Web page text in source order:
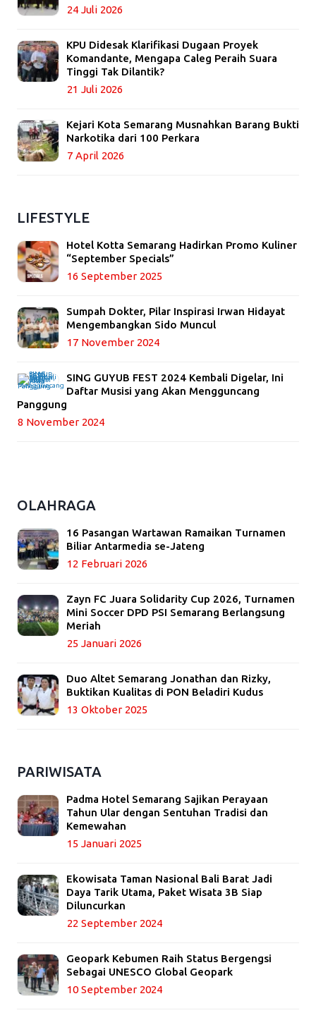
24 Juli 2026
KPU Didesak Klarifikasi Dugaan Proyek
Komandante, Mengapa Caleg Peraih Suara
Tinggi Tak Dilantik?
21 Juli 2026
Kejari Kota Semarang Musnahkan Barang Bukti
Narkotika dari 100 Perkara
7 April 2026
LIFESTYLE
Hotel Kotta Semarang Hadirkan Promo Kuliner
“September Specials”
16 September 2025
Sumpah Dokter, Pilar Inspirasi Irwan Hidayat
Mengembangkan Sido Muncul
17 November 2024
SING GUYUB FEST 2024 Kembali Digelar, Ini
Daftar Musisi yang Akan Mengguncang
Panggung
8 November 2024
OLAHRAGA
16 Pasangan Wartawan Ramaikan Turnamen
Biliar Antarmedia se-Jateng
12 Februari 2026
Zayn FC Juara Solidarity Cup 2026, Turnamen
Mini Soccer DPD PSI Semarang Berlangsung
Meriah
25 Januari 2026
Duo Altet Semarang Jonathan dan Rizky,
Buktikan Kualitas di PON Beladiri Kudus
13 Oktober 2025
PARIWISATA
Padma Hotel Semarang Sajikan Perayaan
Tahun Ular dengan Sentuhan Tradisi dan
Kemewahan
15 Januari 2025
Ekowisata Taman Nasional Bali Barat Jadi
Daya Tarik Utama, Paket Wisata 3B Siap
Diluncurkan
22 September 2024
Geopark Kebumen Raih Status Bergengsi
Sebagai UNESCO Global Geopark
10 September 2024